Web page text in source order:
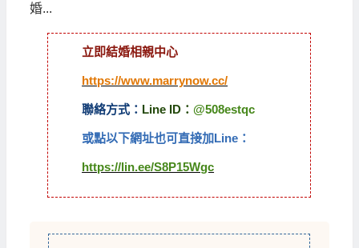
婚...
立即結婚相親中心
https://www.marrynow.cc/
聯絡方式： Line ID：@508estqc
或點以下網址也可直接加Line：
https://lin.ee/S8P15Wgc